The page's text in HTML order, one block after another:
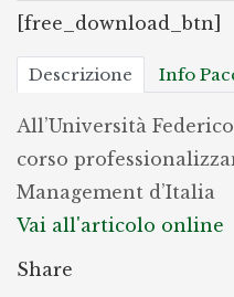
[free_download_btn]
Descrizione Info
All’Università
corso
Management d’Italia
Vai all'articolo online
Share